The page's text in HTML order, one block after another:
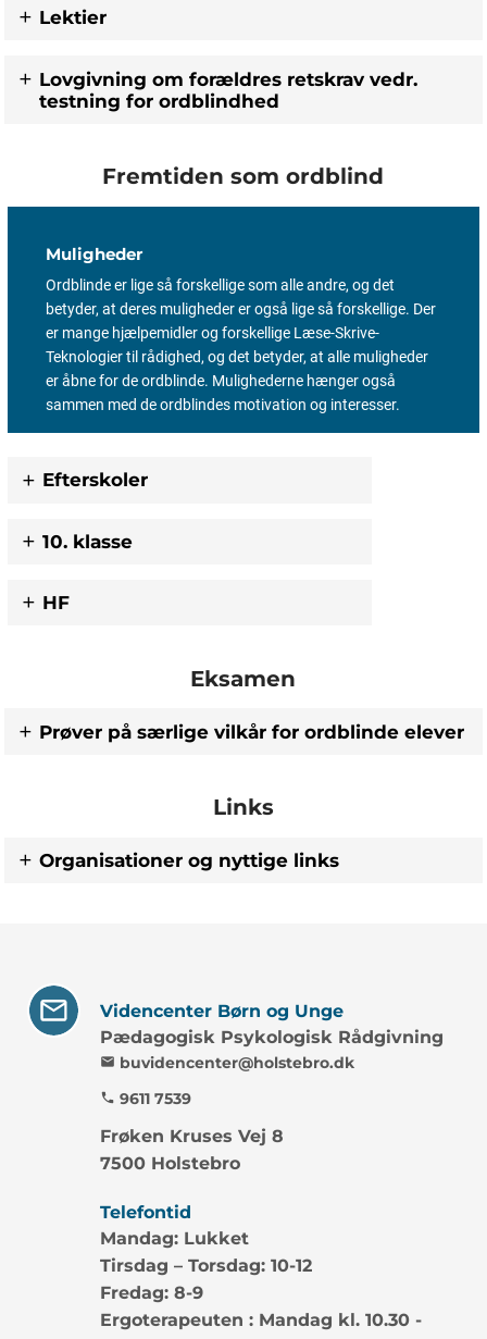
Lektier
Lovgivning om forældres retskrav vedr.
testning for ordblindhed
Fremtiden som ordblind
Muligheder
Ordblinde er lige så forskellige som alle andre, og det
betyder, at deres muligheder er også lige så forskellige. Der
er mange hjælpemidler og forskellige Læse-Skrive-
Teknologier til rådighed, og det betyder, at alle muligheder
er åbne for de ordblinde. Mulighederne hænger også
sammen med de ordblindes motivation og interesser.
Efterskoler
10. klasse
HF
Eksamen
Prøver på særlige vilkår for ordblinde elever
Links
Organisationer og nyttige links
Videncenter Børn og Unge
Pædagogisk Psykologisk Rådgivning
mail buvidencenter@holstebro.dk
phone 9611 7539
Frøken Kruses Vej 8
7500 Holstebro
Telefontid
Mandag: Lukket
Tirsdag – Torsdag: 10-12
Fredag: 8-9
Ergoterapeuten : Mandag kl. 10.30 -